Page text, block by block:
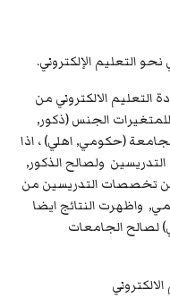
التعليم الالكتروني من
الجنس (ذكور,
(حكومي, اهلي) ، اذا
ولصالح الذكور,
تخصصات التدريسين من
واظهرت النتائج ايضا
لصالح الجامعات